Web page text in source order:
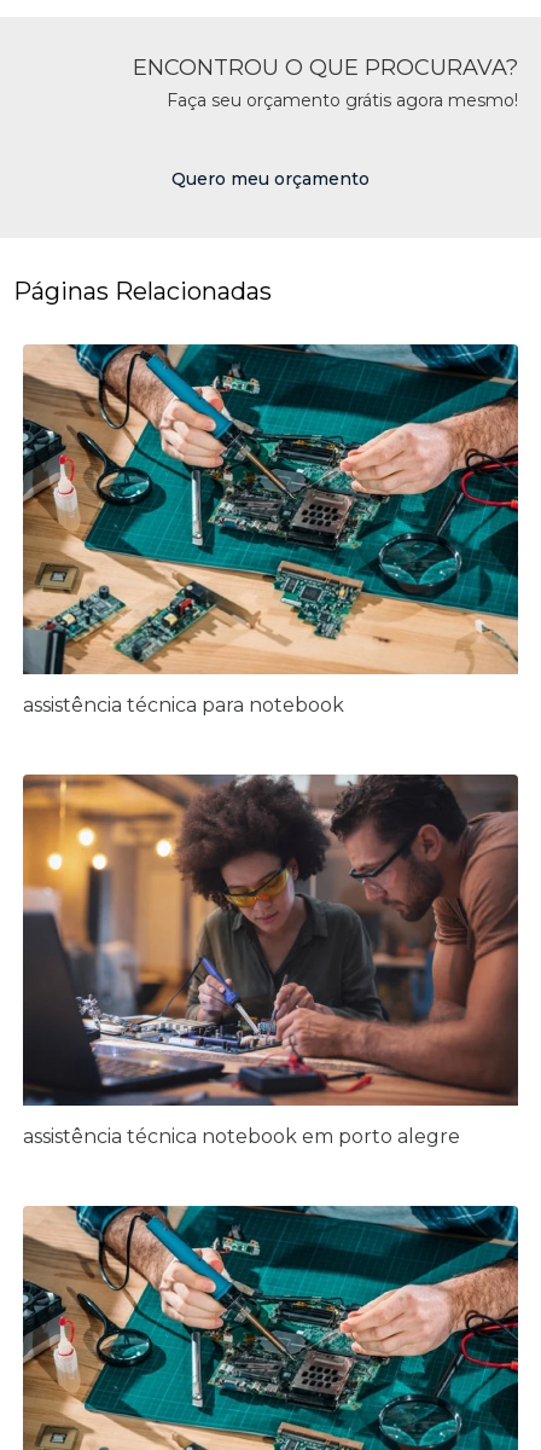
ENCONTROU O QUE PROCURAVA?
Faça seu orçamento grátis agora mesmo!
Quero meu orçamento
Páginas Relacionadas
assistência técnica para notebook
assistência técnica notebook em porto alegre